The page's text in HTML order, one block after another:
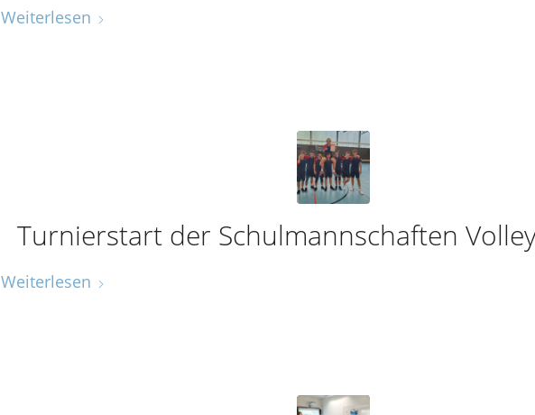
Weiterlesen
Turnierstart der Schulmannschaften
Weiterlesen